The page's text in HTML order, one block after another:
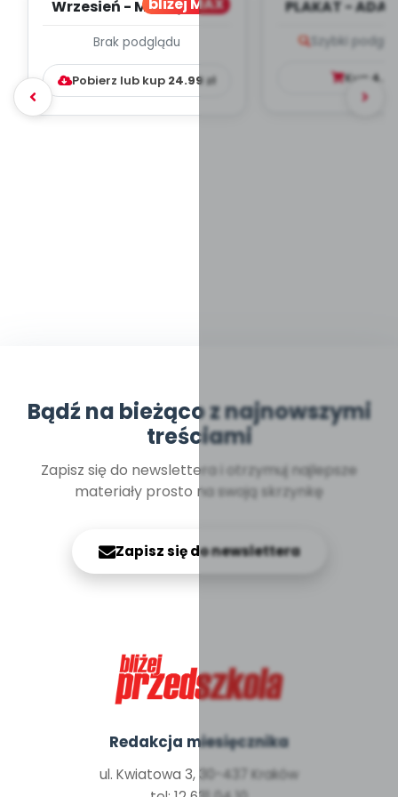
Wrzesień - MIESIĘCZNY
WYCHOWAWCZO –
DYDAKTYC...
Brak podglądu
Pobierz lub kup 24.99zł
PLAKAT -
Szybki
Kup
Bądź na bieżąco z najnowszymi
treściami
Zapisz się do newslettera i otrzymuj najlepsze
materiały prosto na swoją skrzynkę
Zapisz się do newslettera
Redakcja miesięcznika
ul. Kwiatowa 3, 30-437 Kraków